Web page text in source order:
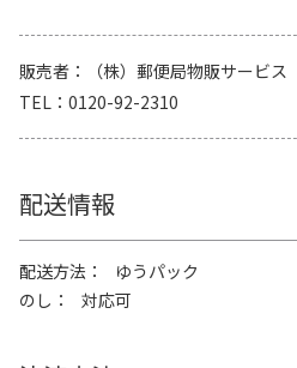
販売者
（株）郵便局物販サービス
TEL
0120-92-2310
配送情報
配送方法
ゆうパック
のし
対応可